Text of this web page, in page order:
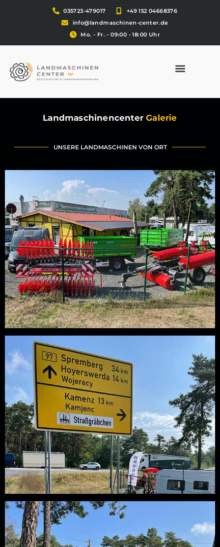
035723-479017
+49 152 04668376
info@landmaschinen-center.de
Mo. - Fr. - 09:00 - 18:00 Uhr
LandmaschinencenterGalerie
UNSERE LANDMASCHINEN VON ORT